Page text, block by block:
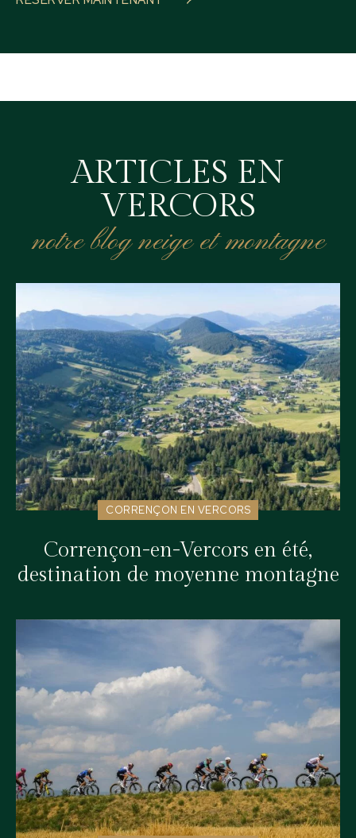
ARTICLES EN
VERCORS
notre blog neige et montagne
CORRENÇON EN VERCORS
Corrençon-en-Vercors en été,
destination de moyenne montagne